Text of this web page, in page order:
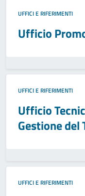
UFFICI E RIFERIMENTI
Ufficio
UFFICI E RIFERIMENTI
Ufficio
Gestione
UFFICI E RIFERIMENTI